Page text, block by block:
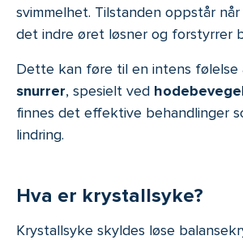
svimmelhet. Tilstanden oppstår
det indre øret løsner og forstyrrer
Dette kan føre til en intens følelse
snurrer, spesielt ved
finnes det effektive behandlinger
lindring.
Hva er krystallsyke?
Krystallsyke skyldes løse